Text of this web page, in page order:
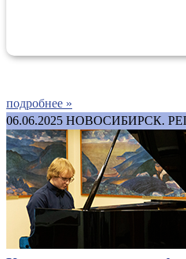
подробнее »
06.06.2025 НОВОСИБИРСК.